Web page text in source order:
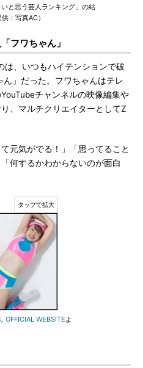
いと思う芸人ランキング」の結
：写真AC）
フワちゃん」
、いつもハイテンションで破
」だった。フワちゃんはテレ
チャンネルの映像編集や
、マルチクリエイターとしてZ
元気がでる！」「思ってること
何するかわからないのが面白
OFFICIAL WEBSITEよ